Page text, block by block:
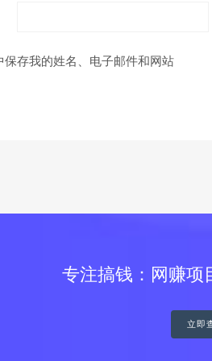
保存我的姓名、电子邮件和网站
专注搞钱：网赚项
立即